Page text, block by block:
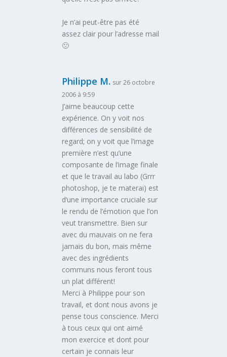
Je n’ai peut-être pas été
assez clair pour l’adresse mail
🙁
Philippe M. sur 26 octobre
2006 à 9:59
J’aime beaucoup cette
expérience. On y voit nos
différences de sensibilité de
regard; on y voit que l’image
première n’est qu’une
composante de l’image finale
et que le travail au labo (Grrr
photoshop, je te materai) est
d’une importance cruciale sur
le rendu de l’émotion que l’on
veut transmettre. Bien sur
avec du mauvais on ne fera
jamais du bon, mais même
avec des ingrédients
communs nous feront tous
un plat différent!
Merci à Philippe pour son
travail, et dont nous avons je
pense tous conscience. Merci
à tous ceux qui ont aimé
mon exercice et dont pour
certain je connais leur